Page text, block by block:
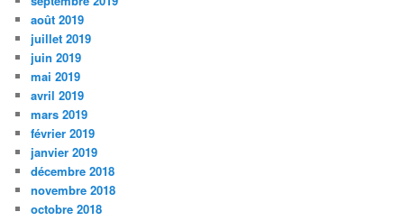
août 2019
juillet 2019
juin 2019
mai 2019
avril 2019
mars 2019
février 2019
janvier 2019
décembre 2018
novembre 2018
octobre 2018